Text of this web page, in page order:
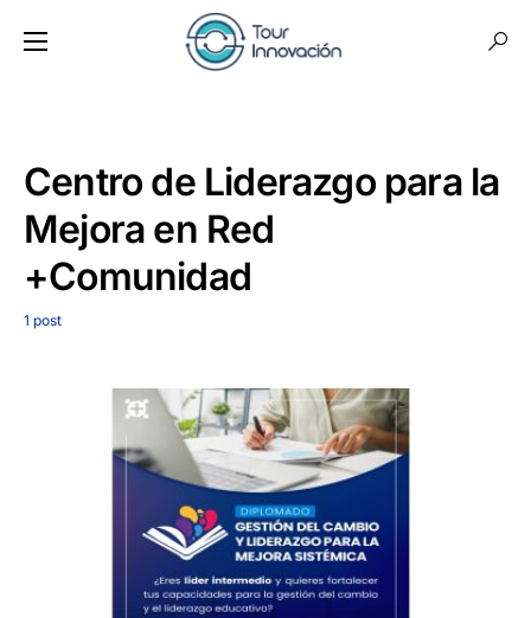
Centro de Liderazgo para la
Mejora en Red
+Comunidad
1 post